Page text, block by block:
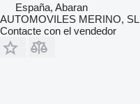
España, Abaran
AUTOMOVILES MERINO, SL
Contacte con el vendedor